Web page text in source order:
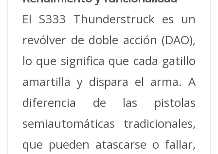
El S333 Thunderstruck es un
revólver de doble acción (DAO),
lo que significa que cada gatillo
amartilla y dispara el arma. A
diferencia de las pistolas
semiautomáticas tradicionales,
que pueden atascarse o fallar,